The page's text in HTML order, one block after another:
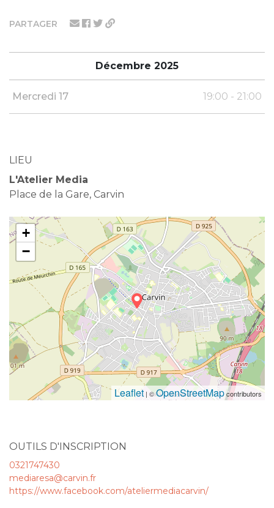
PARTAGER
Décembre 2025
Mercredi 17 19:00 - 21:00
LIEU
L'Atelier Media
Place de la Gare, Carvin
+
−
Leaflet | ©OpenStreetMapcontributors
OUTILS D'INSCRIPTION
0321747430
mediaresa@carvin.fr
https://www.facebook.com/ateliermediacarvin/